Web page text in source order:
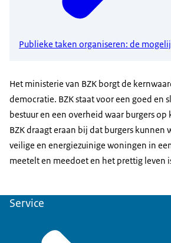
Publieke taken organiseren: de
Het ministerie van BZK borgt de
democratie. BZK staat voor een goed en
bestuur en een overheid waar burgers
BZK draagt eraan bij dat burgers kunnen
veilige en energiezuinige woningen in
meetelt en meedoet en het prettig leven
Service